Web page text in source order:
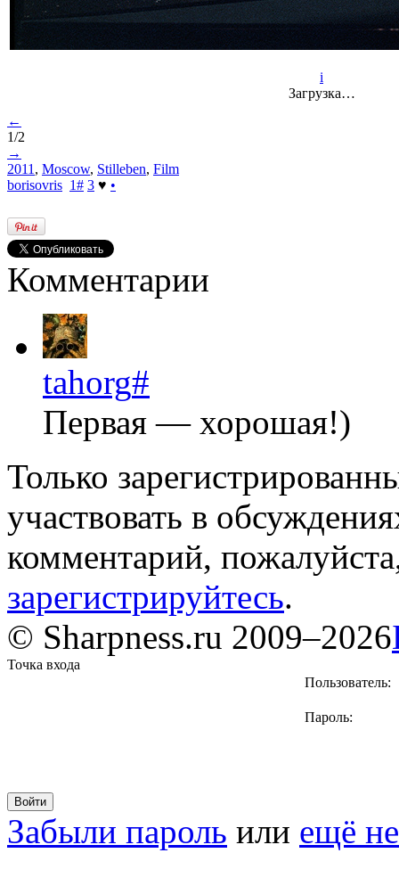
i
Загрузка…
←
1/2
→
2011 , Moscow, Stilleben, Film
borisovris 1# 3 ♥ •
Комментарии
tahorg#
Первая — хорошая!)
Только
участвовать в
комментарий,
зарегистрируйтесь.
© Sharpness.ru 2009–2026
Точка входа
Пользователь:
Пароль:
Забыли пароль или ещё